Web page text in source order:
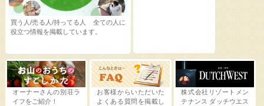
買う人/売る人/持ってる人 全ての人に
役立つ情報を掲載しています。
オーナーさんの別荘ラ
イフをご紹介！
お客様からいただいた
よくある質問を掲載し
株式会社リゾートメン
テナンス ダッチウエス